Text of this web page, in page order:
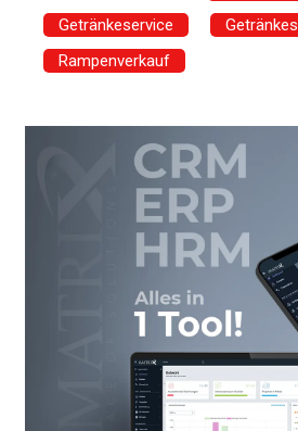
Getränkeservice
Rampenverkauf